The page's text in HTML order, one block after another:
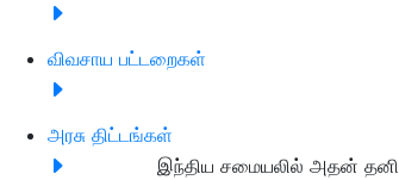
விவசாய பட்டறைகள்
அரசு திட்டங்கள்
இந்திய சமையலில் அதன்